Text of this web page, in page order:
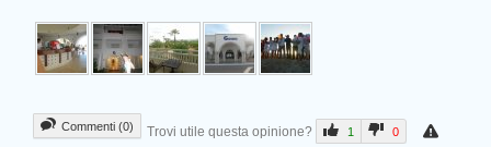
Commenti (0) Trovi utile questa opinione? 1 0